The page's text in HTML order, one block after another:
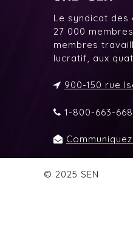
Le syndicat
27 000
membres
lucratif, aux
900-150 rue
1-800-663-
© 2025 SEN